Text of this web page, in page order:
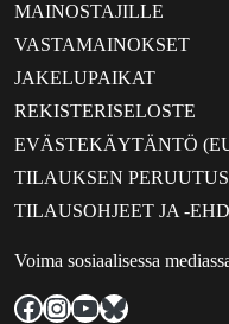
MAINOSTAJILLE
VASTAMAINOKSET
JAKELUPAIKAT
REKISTERISELOSTE
EVÄSTEKÄYTÄNTÖ
TILAUKSEN
TILAUSOHJEET JA -
Voima sosiaalisessa
Facebook
Instagram
YouTube
Bluesky